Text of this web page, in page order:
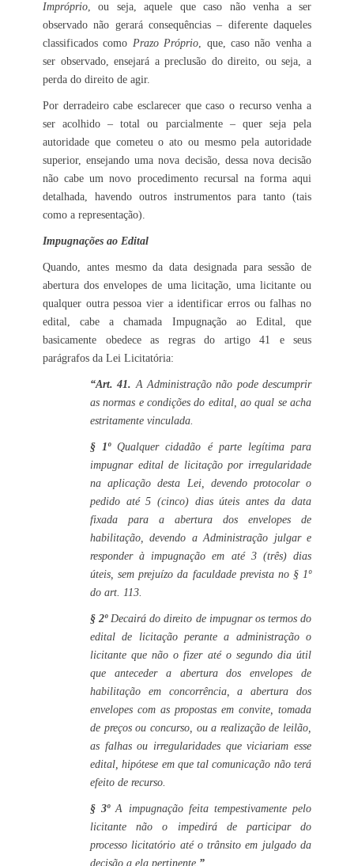
Impróprio, ou seja, aquele que caso não venha a ser
observado não gerará consequências – diferente daqueles
classificados como Prazo Próprio, que, caso não venha a
ser observado, ensejará a preclusão do direito, ou seja, a
perda do direito de agir.
Por derradeiro cabe esclarecer que caso o recurso venha a
ser acolhido – total ou parcialmente – quer seja pela
autoridade que cometeu o ato ou mesmo pela autoridade
superior, ensejando uma nova decisão, dessa nova decisão
não cabe um novo procedimento recursal na forma aqui
detalhada, havendo outros instrumentos para tanto (tais
como a representação).
Impugnações ao Edital
Quando, antes mesmo da data designada para sessão de
abertura dos envelopes de uma licitação, uma licitante ou
qualquer outra pessoa vier a identificar erros ou falhas no
edital, cabe a chamada Impugnação ao Edital, que
basicamente obedece as regras do artigo 41 e seus
parágrafos da Lei Licitatória:
“Art. 41. A Administração não pode descumprir
as normas e condições do edital, ao qual se acha
estritamente vinculada.
§ 1ºQualquer cidadão é parte legítima para
impugnar edital de licitação por irregularidade
na aplicação desta Lei, devendo protocolar o
pedido até 5 (cinco) dias úteis antes da data
fixada para a abertura dos envelopes de
habilitação, devendo a Administração julgar e
responder à impugnação em até 3 (três) dias
úteis, sem prejuízo da faculdade prevista no § 1º
do art. 113.
§ 2ºDecairá do direito de impugnar os termos do
edital de licitação perante a administração o
licitante que não o fizer até o segundo dia útil
que anteceder a abertura dos envelopes de
habilitação em concorrência, a abertura dos
envelopes com as propostas em convite, tomada
de preços ou concurso, ou a realização de leilão,
as falhas ou irregularidades que viciariam esse
edital, hipótese em que tal comunicação não terá
efeito de recurso.
§ 3ºA impugnação feita tempestivamente pelo
licitante não o impedirá de participar do
processo licitatório até o trânsito em julgado da
decisão a ela pertinente. ”